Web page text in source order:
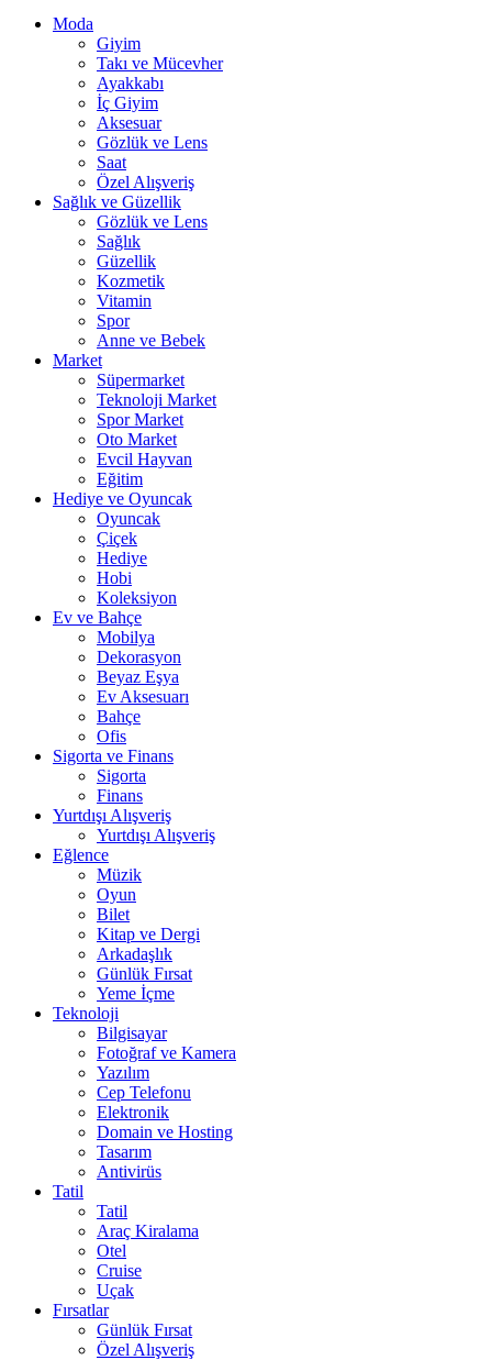
Moda
Giyim
Takı ve Mücevher
Ayakkabı
İç Giyim
Aksesuar
Gözlük ve Lens
Saat
Özel Alışveriş
Sağlık ve Güzellik
Gözlük ve Lens
Sağlık
Güzellik
Kozmetik
Vitamin
Spor
Anne ve Bebek
Market
Süpermarket
Teknoloji Market
Spor Market
Oto Market
Evcil Hayvan
Eğitim
Hediye ve Oyuncak
Oyuncak
Çiçek
Hediye
Hobi
Koleksiyon
Ev ve Bahçe
Mobilya
Dekorasyon
Beyaz Eşya
Ev Aksesuarı
Bahçe
Ofis
Sigorta ve Finans
Sigorta
Finans
Yurtdışı Alışveriş
Yurtdışı Alışveriş
Eğlence
Müzik
Oyun
Bilet
Kitap ve Dergi
Arkadaşlık
Günlük Fırsat
Yeme İçme
Teknoloji
Bilgisayar
Fotoğraf ve Kamera
Yazılım
Cep Telefonu
Elektronik
Domain ve Hosting
Tasarım
Antivirüs
Tatil
Tatil
Araç Kiralama
Otel
Cruise
Uçak
Fırsatlar
Günlük Fırsat
Özel Alışveriş